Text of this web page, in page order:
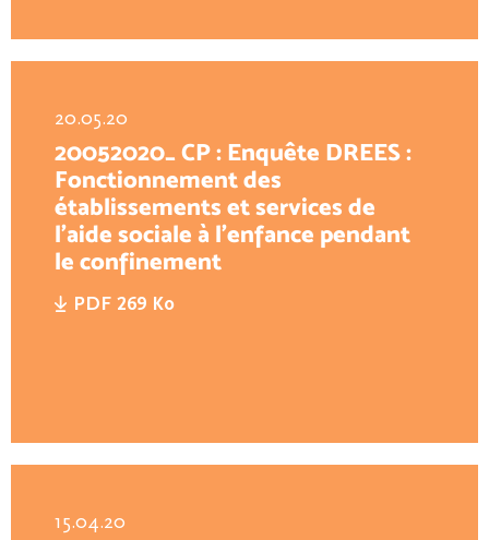
20.05.20
20052020_ CP : Enquête DREES :
Fonctionnement des
établissements et services de
l’aide sociale à l’enfance pendant
le confinement
PDF 269 Ko
15.04.20